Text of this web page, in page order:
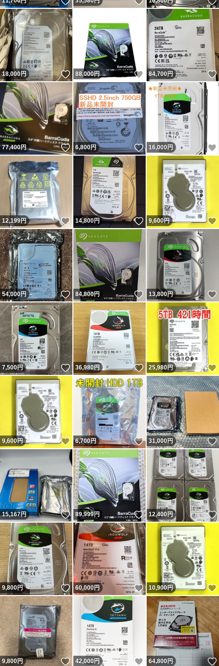
18,000円 いいね！
88,000円 いいね！
84,700円
77,400円 いいね！
6,800円 いいね！
16,000円
12,199円 いいね！
14,800円 いいね！
9,600円
54,000円 いいね！
84,800円 いいね！
13,800円
7,500円 いいね！
36,980円 いいね！
25,980円
9,600円 いいね！
6,700円 いいね！
31,000円
15,167円 いいね！
89,999円 いいね！
12,400円
9,800円 いいね！
60,000円 いいね！
10,900円
9,800円 いいね！
42,000 円 いいね！
64,800円